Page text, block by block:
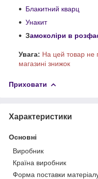
Блакитний кварц
Унакит
Замоколіри в
Увага: На цей товар не
магазині знижок
Приховати
Характеристики
Основні
Виробник
Країна виробник
Форма поставки